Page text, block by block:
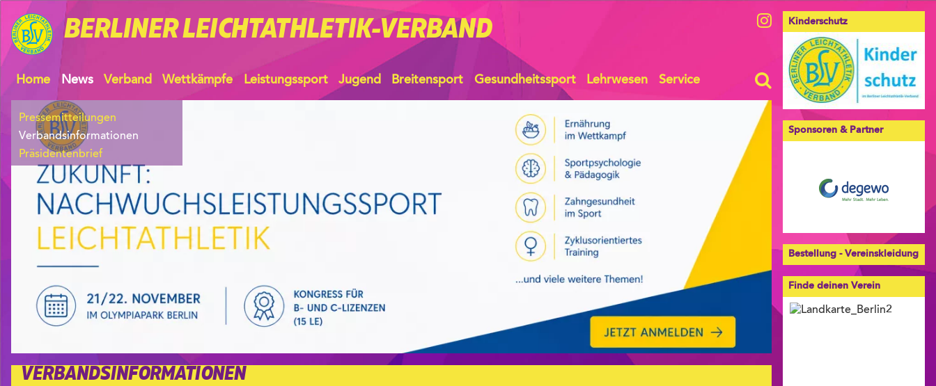
BERLINERLEICHTATHLETIK-VERBAND
Home News Verband Wettkämpfe Leistungssport Jugend Breitensport Gesundheitssport Lehrwesen Service
Pressemitteilungen
Verbandsinformationen
Präsidentenbrief
VERBANDSINFORMATIONEN
Kinderschutz
Sponsoren & Partner
Bestellung - Vereinskleidung
Finde deinen Verein